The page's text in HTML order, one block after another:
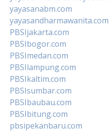
yayasanabm.com
yayasandharmawanita.com
PBSIjakarta.com
PBSIbogor.com
PBSImedan.com
PBSIlampung.com
PBSIkaltim.com
PBSIsumbar.com
PBSIbaubau.com
PBSIbitung.com
pbsipekanbaru.com